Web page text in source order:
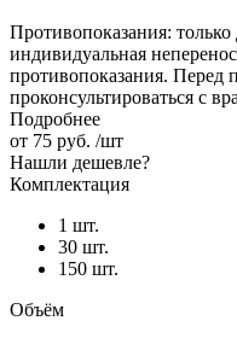
Противопоказания:
индивидуальная
противопоказания. Перед
проконсультироваться с
Подробнее
от 75 руб. /шт
Нашли дешевле?
Комплектация
1 шт.
30 шт.
150 шт.
Объём